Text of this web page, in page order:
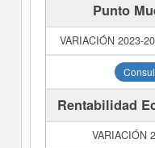
Punto
Rentabilidad